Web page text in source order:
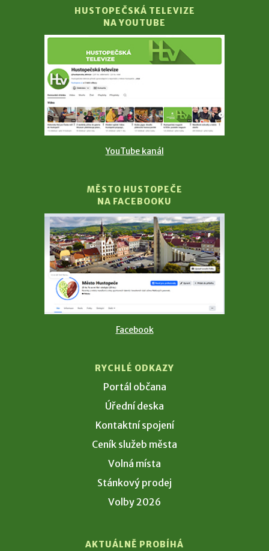
HUSTOPEČSKÁ TELEVIZE
NA YOUTUBE
YouTube kanál
MĚSTO HUSTOPEČE
NA FACEBOOKU
Facebook
RYCHLÉ ODKAZY
Portál občana
Úřední deska
Kontaktní spojení
Ceník služeb města
Volná místa
Stánkový prodej
Volby 2026
AKTUÁLNĚ PROBÍHÁ